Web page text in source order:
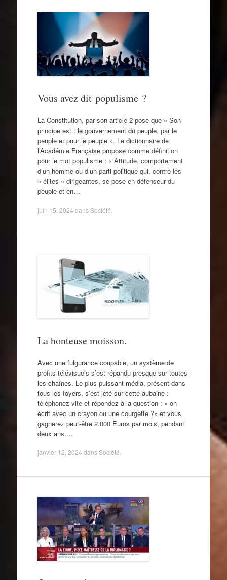
Vous avez dit populisme ?
La Constitution, par son article 2 pose que « Son
principe est : le gouvernement du peuple, par le
peuple et pour le peuple ». Le dictionnaire de
l’Académie Française propose comme définition
pour le mot populisme : « Attitude, comportement
d’un homme ou d’un parti politique qui, contre les
« élites » dirigeantes, se pose en défenseur du
peuple et en…
juin 15, 2024 dansSociété
La honteuse moisson.
Avec une fulgurance coupable, un système de
profits télévisuels s’est répandu presque sur toutes
les chaînes. Le plus puissant média, présent dans
tous les foyers, s’est jeté sur cette aubaine :
téléphonez vite et répondez à la question : « on
écrit avec un crayon ou une courgette ?» et vous
gagnerez peut-être 2.000 Euros par mois, pendant
deux ans.…
janvier 12, 2024 dansSociété